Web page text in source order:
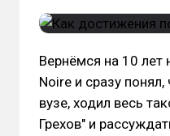
Вернёмся на 10 лет
Noire и сразу
вузе, ходил весь
Грехов" и